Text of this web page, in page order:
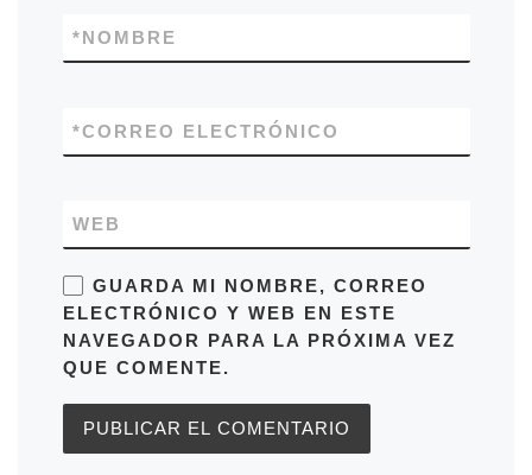
NOMBRE
*
CORREO ELECTRÓNICO
*
WEB
GUARDA MI NOMBRE, CORREO
ELECTRÓNICO Y WEB EN ESTE
NAVEGADOR PARA LA PRÓXIMA VEZ
QUE COMENTE.